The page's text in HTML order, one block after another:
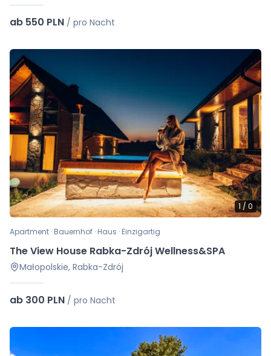
ab 550 PLN / pro Nacht
1 / 0
Apartment · Bauernhof · Haus · Einzigartig
The View House Rabka-Zdrój Wellness&SPA
Małopolskie, Rabka-Zdrój
ab 300 PLN / pro Nacht